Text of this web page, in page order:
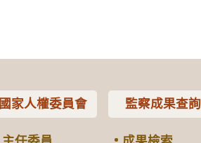
國家人權委員會 監察成果查詢